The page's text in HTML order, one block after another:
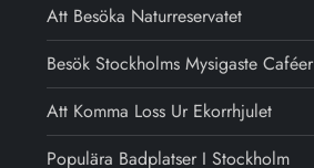
Att Besöka Naturreservatet
Besök Stockholms Mysigaste Caféer
Att Komma Loss Ur Ekorrhjulet
Populära Badplatser I Stockholm